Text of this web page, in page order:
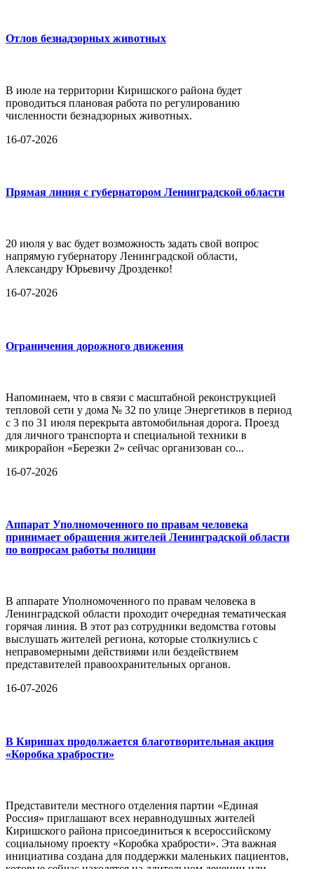
Отлов безнадзорных животных
В июле на территории Киришского района будет
проводиться плановая работа по регулированию
численности безнадзорных животных.
16-07-2026
Прямая линия с губернатором Ленинградской области
20 июля у вас будет возможность задать свой вопрос
напрямую губернатору Ленинградской области,
Александру Юрьевичу Дрозденко!
16-07-2026
Ограничения дорожного движения
Напоминаем, что в связи с масштабной реконструкцией
тепловой сети у дома № 32 по улице Энергетиков в период
с 3 по 31 июля перекрыта автомобильная дорога. Проезд
для личного транспорта и специальной техники в
микрорайон «Березки 2» сейчас организован со...
16-07-2026
Аппарат Уполномоченного по правам человека
принимает обращения жителей Ленинградской области
по вопросам работы полиции
В аппарате Уполномоченного по правам человека в
Ленинградской области проходит очередная тематическая
горячая линия. В этот раз сотрудники ведомства готовы
выслушать жителей региона, которые столкнулись с
неправомерными действиями или бездействием
представителей правоохранительных органов.
16-07-2026
В Киришах продолжается благотворительная акция
«Коробка храбрости»
Представители местного отделения партии «Единая
Россия» приглашают всех неравнодушных жителей
Киришского района присоединиться к всероссийскому
социальному проекту «Коробка храбрости». Эта важная
инициатива создана для поддержки маленьких пациентов,